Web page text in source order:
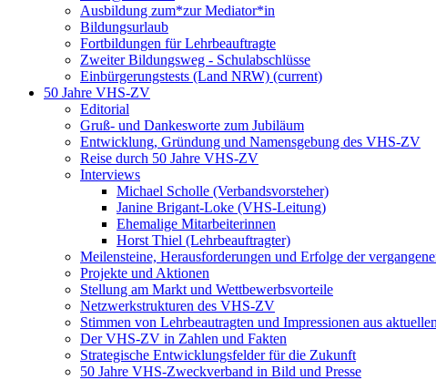
Ausbildung zum*zur Mediator*in
Bildungsurlaub
Fortbildungen für Lehrbeauftragte
Zweiter Bildungsweg - Schulabschlüsse
Einbürgerungstests (Land NRW) (current)
50 Jahre VHS-ZV
Editorial
Gruß- und Dankesworte zum Jubiläum
Entwicklung, Gründung und Namensgebung des VHS-ZV
Reise durch 50 Jahre VHS-ZV
Interviews
Michael Scholle (Verbandsvorsteher)
Janine Brigant-Loke (VHS-Leitung)
Ehemalige Mitarbeiterinnen
Horst Thiel (Lehrbeauftragter)
Meilensteine, Herausforderungen und Erfolge der
Projekte und Aktionen
Stellung am Markt und Wettbewerbsvorteile
Netzwerkstrukturen des VHS-ZV
Stimmen von Lehrbeautragten und Impressionen aus
Der VHS-ZV in Zahlen und Fakten
Strategische Entwicklungsfelder für die Zukunft
50 Jahre VHS-Zweckverband in Bild und Presse